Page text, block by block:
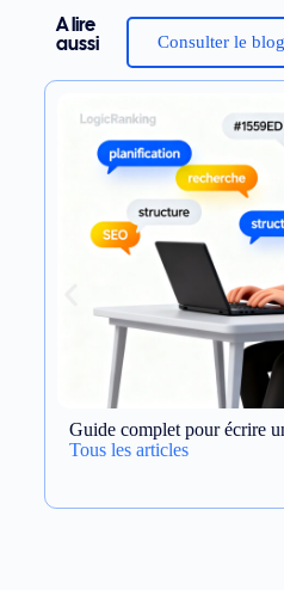
A lire
aussi
Consulter le blog
Guide complet pour écrire
Tous les articles